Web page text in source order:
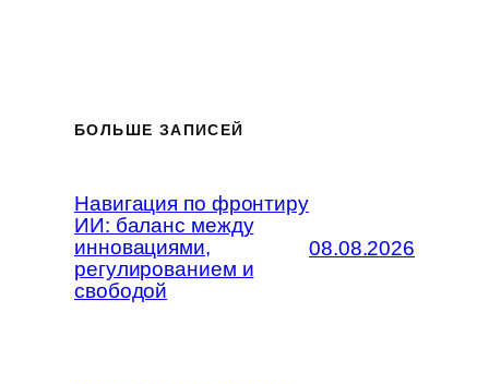
БОЛЬШЕ ЗАПИСЕЙ
Навигация по фронтиру
ИИ: баланс между
инновациями,
регулированием и
свободой
08.08.2026